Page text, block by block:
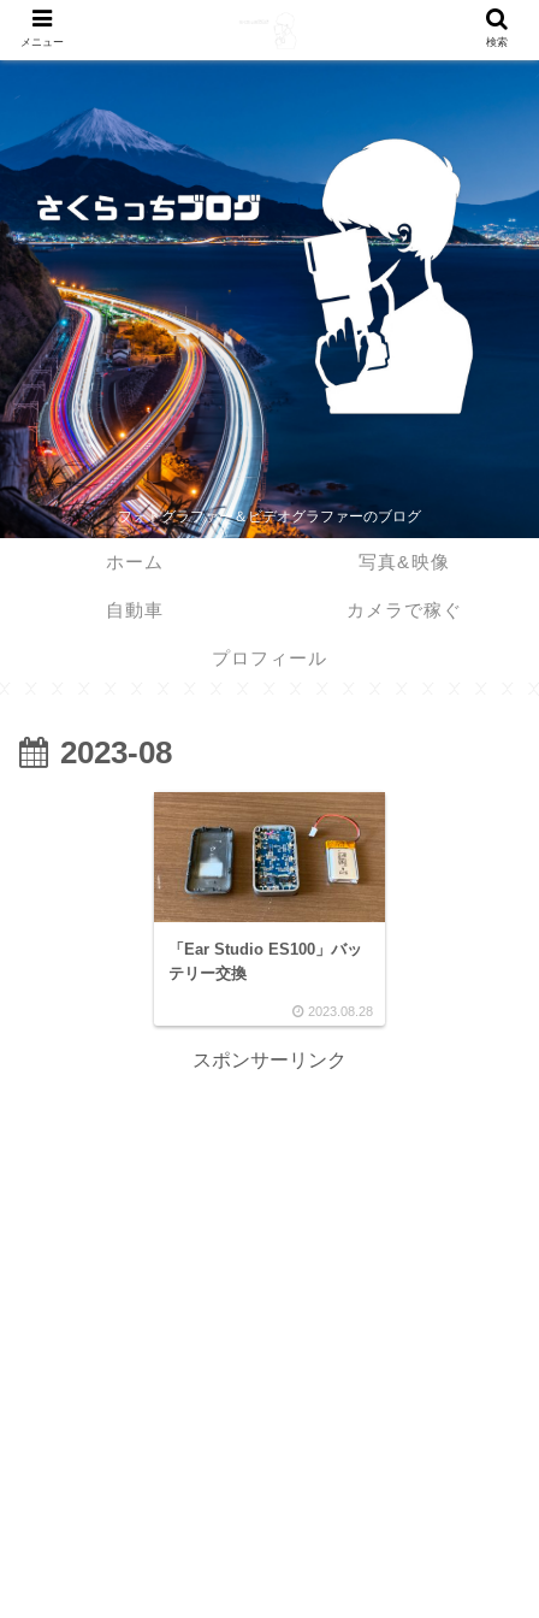
フォトグラファー＆ビデオグラファーのブログ
ホーム 写真&映像
自動車 カメラで稼ぐ
プロフィール
2023-08
「Ear Studio ES100」バッ
テリー交換
2023.08.28
スポンサーリンク
メニュー 検索